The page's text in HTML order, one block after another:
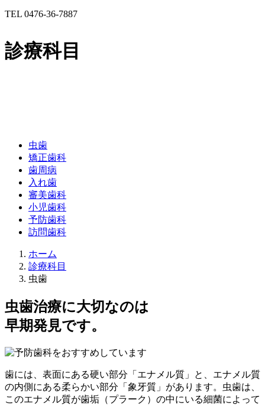
TEL 0476-36-7887
診療科目
虫歯
矯正歯科
歯周病
入れ歯
審美歯科
小児歯科
予防歯科
訪問歯科
ホーム
診療科目
虫歯
虫歯治療に大切なのは
早期発見です。
歯には、表面にある硬い部分「エナメル質」と、エナメル質
の内側にある柔らかい部分「象牙質」があります。虫歯は、
このエナメル質が歯垢（プラーク）の中にいる細菌によって